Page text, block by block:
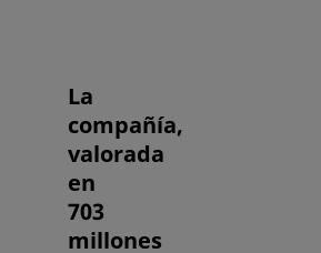
La
compañía,
valorada
en
703
millones